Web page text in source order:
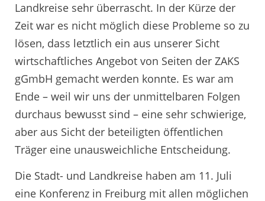
Landkreise sehr überrascht. In der Kürze der
Zeit war es nicht möglich diese Probleme so zu
lösen, dass letztlich ein aus unserer Sicht
wirtschaftliches Angebot von Seiten der ZAKS
gGmbH gemacht werden konnte. Es war am
Ende – weil wir uns der unmittelbaren Folgen
durchaus bewusst sind – eine sehr schwierige,
aber aus Sicht der beteiligten öffentlichen
Träger eine unausweichliche Entscheidung.
Die Stadt- und Landkreise haben am 11. Juli
eine Konferenz in Freiburg mit allen möglichen